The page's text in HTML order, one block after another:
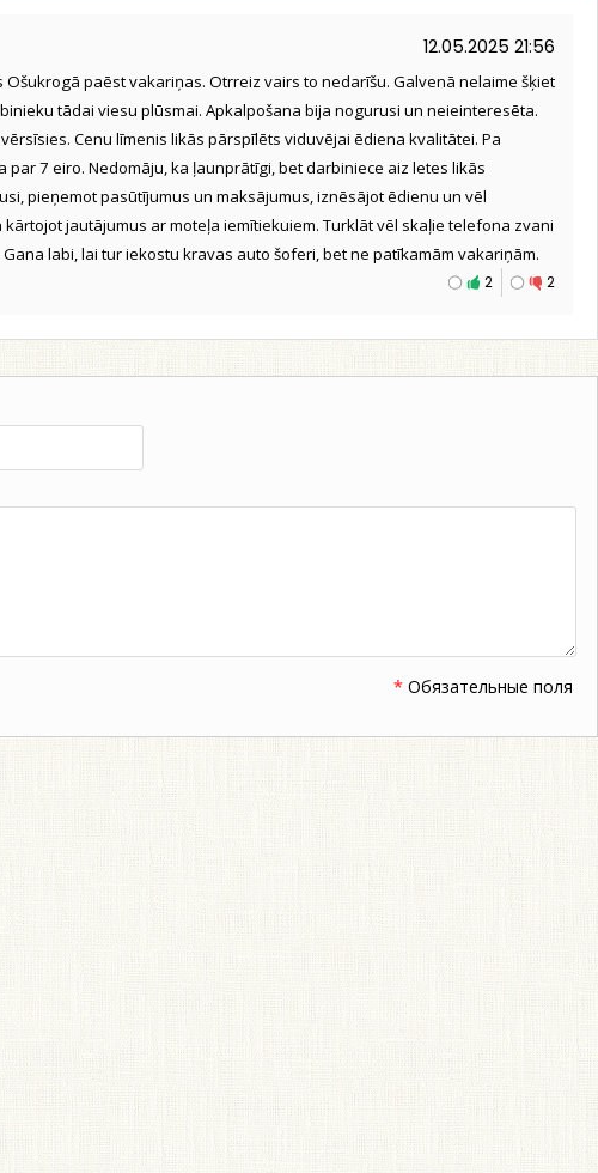
12.05.2025 21:56
Ošukrogā paēst vakariņas. Otrreiz vairs to nedarīšu. Galvenā nelaime šķiet
tādai viesu plūsmai. Apkalpošana bija nogurusi un neieinteresēta.
Cenu līmenis likās pārspīlēts viduvējai ēdiena kvalitātei. Pa
par 7 eiro. Nedomāju, ka ļaunprātīgi, bet darbiniece aiz letes likās
pieņemot pasūtījumus un maksājumus, iznēsājot ēdienu un vēl
jautājumus ar moteļa iemītiekuiem. Turklāt vēl skaļie telefona zvani
labi, lai tur iekostu kravas auto šoferi, bet ne patīkamām vakariņām.
2
2
* Обязательные поля